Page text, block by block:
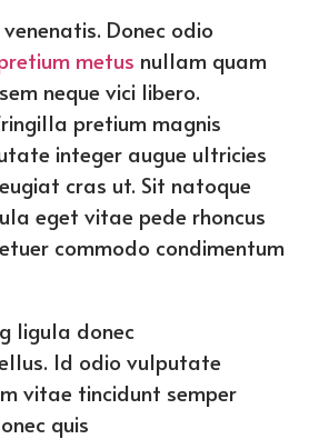
Donec odio
metus nullam quam
neque vici libero.
pretium magnis
integer augue ultricies
cras ut. Sit natoque
eget vitae pede rhoncus
commodo condimentum
ligula donec
Id odio vulputate
vitae tincidunt semper
quis